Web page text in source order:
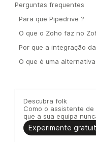
Perguntas frequentes
Para que Pipedrive ?
O que o Zoho faz no
Por que a integração
importante no CRM?
O que é uma
Descubra folk
Como o assistente de
que a sua equipa
Experimente